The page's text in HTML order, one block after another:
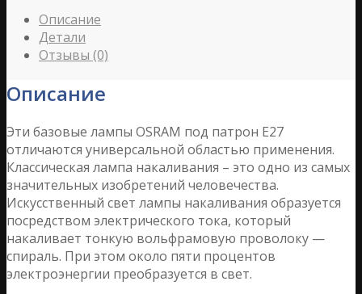
Описание
Детали
Отзывы (0)
Описание
Эти базовые лампы OSRAM под патрон Е27
отличаются универсальной областью применения.
Классическая лампа накаливания – это одно из самых
значительных изобретений человечества.
Искусственный свет лампы накаливания образуется
посредством электрического тока, который
накаливает тонкую вольфрамовую проволоку —
спираль. При этом около пяти процентов
электроэнергии преобразуется в свет.